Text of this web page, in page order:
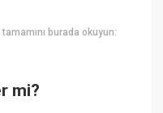
tamamını burada okuyun:
mi?